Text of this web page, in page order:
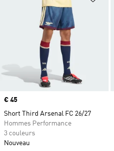
Prix
€ 45
Short Third Arsenal FC 26/27
Hommes Performance
3 couleurs
Nouveau